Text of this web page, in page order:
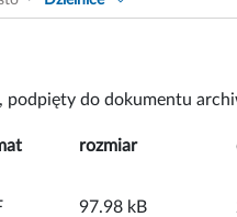
podpięty do dokumentu
rozmiar
97.98 kB